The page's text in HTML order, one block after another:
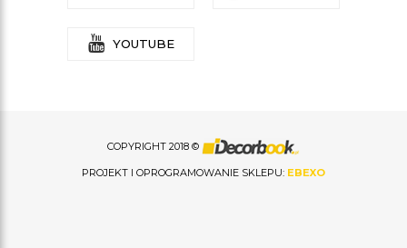
YOUTUBE
COPYRIGHT 2018 ©
PROJEKT I OPROGRAMOWANIE SKLEPU: EBEXO